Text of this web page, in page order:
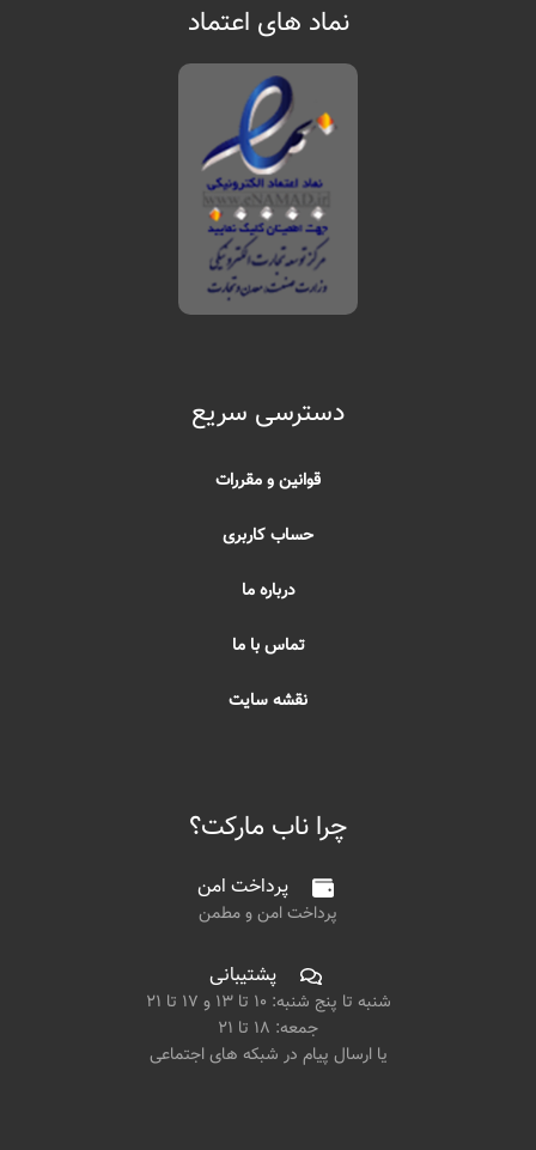
نماد های اعتماد
دسترسی سریع
قوانین و مقررات
حساب کاربری
درباره ما
تماس با ما
نقشه سایت
چرا ناب مارکت؟
پرداخت امن
پرداخت امن و مطمن
پشتیبانی
شنبه تا پنج شنبه: ۱۰ تا ۱۳ و ۱۷ تا ۲۱
جمعه: ۱۸ تا ۲۱
یا ارسال پیام در شبکه های اجتماعی